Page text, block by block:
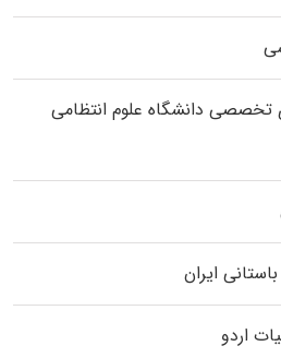
تخصصی داﻧﺸﮕﺎه ﻋﻠﻮم انتظامی
ایران
اردو